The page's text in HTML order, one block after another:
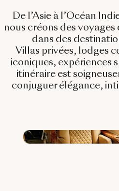
Thaïlande
Vietnam
Abu Dhabi
De l’Asie à l’Océan
nous créons desvoyages
dans des
Villas privées, lodges
iconiques, expériences
itinéraire est
conjuguer élégance,